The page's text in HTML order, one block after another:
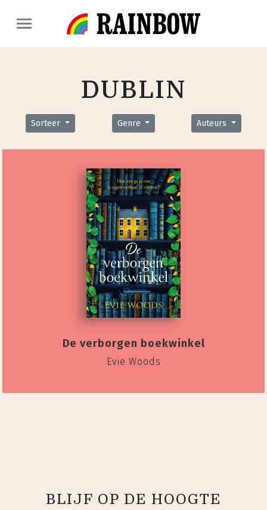
DUBLIN
Sorteer Genre Auteurs
De verborgen boekwinkel
Evie Woods
BLIJF OP DE HOOGTE